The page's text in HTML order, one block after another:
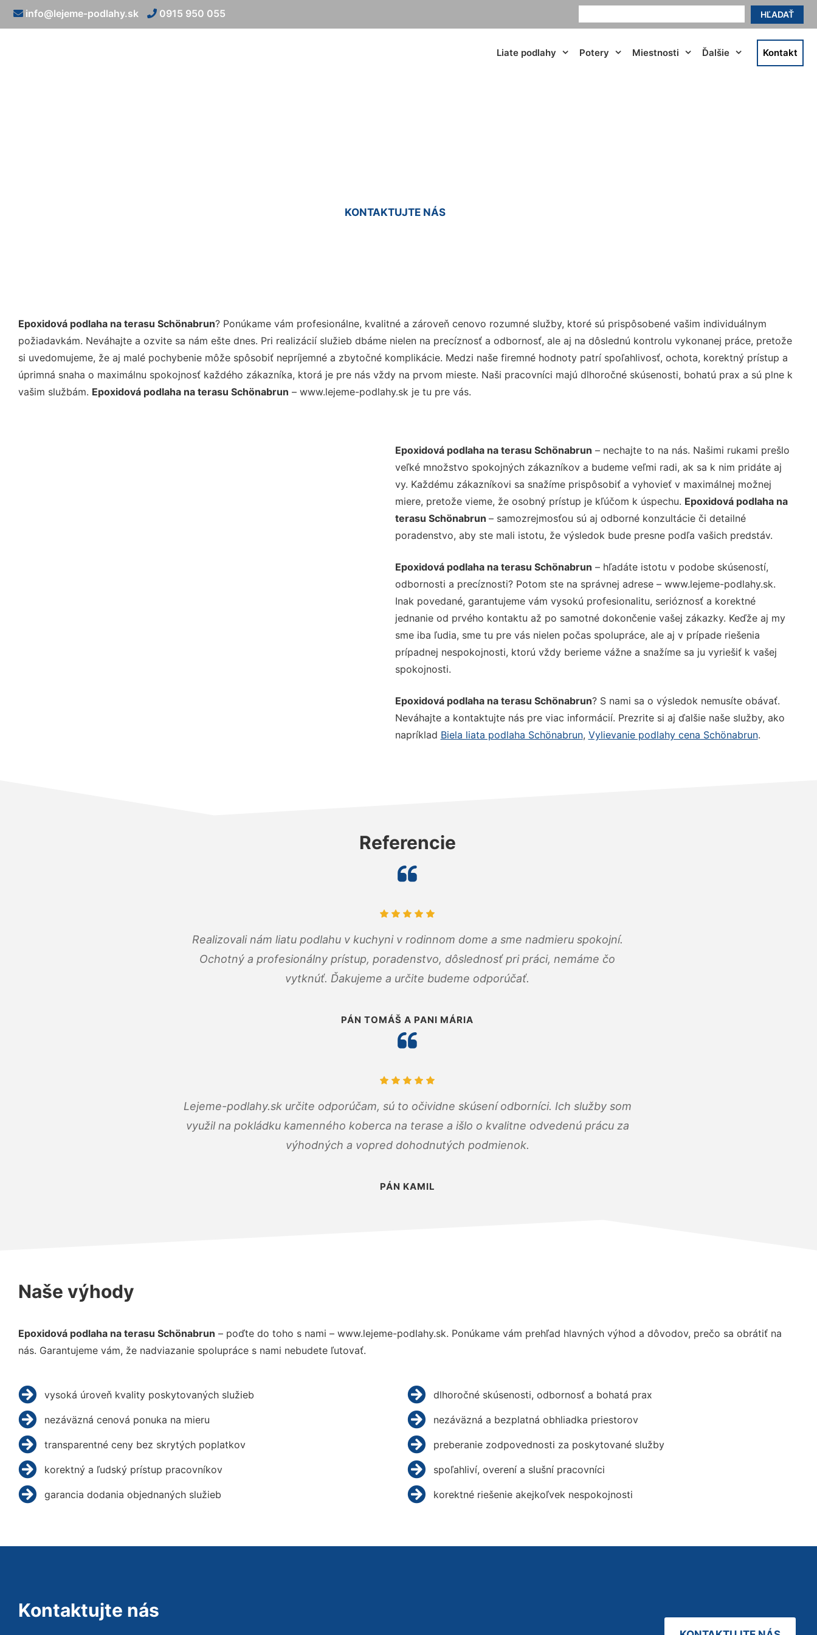
HĽADAŤ
info@lejeme-podlahy.sk 0915 950 055
Liate podlahy Potery Miestnosti Ďalšie Kontakt
KONTAKTUJTE NÁS
Epoxidová podlaha na terasu Schönabrun? Ponúkame vám profesionálne, kvalitné a zároveň cenovo rozumné služby, ktoré sú prispôsobené vašim individuálnym
požiadavkám. Neváhajte a ozvite sa nám ešte dnes. Pri realizácií služieb dbáme nielen na precíznosť a odbornosť, ale aj na dôslednú kontrolu vykonanej práce, pretože
si uvedomujeme, že aj malé pochybenie môže spôsobiť nepríjemné a zbytočné komplikácie. Medzi naše firemné hodnoty patrí spoľahlivosť, ochota, korektný prístup a
úprimná snaha o maximálnu spokojnosť každého zákazníka, ktorá je pre nás vždy na prvom mieste. Naši pracovníci majú dlhoročné skúsenosti, bohatú prax a sú plne k
vašim službám. Epoxidová podlaha na terasu Schönabrun – www.lejeme-podlahy.sk je tu pre vás.
Epoxidová podlaha na terasu Schönabrun – nechajte to na nás. Našimi rukami prešlo
veľké množstvo spokojných zákazníkov a budeme veľmi radi, ak sa k nim pridáte aj
vy. Každému zákazníkovi sa snažíme prispôsobiť a vyhovieť v maximálnej možnej
miere, pretože vieme, že osobný prístup je kľúčom k úspechu. Epoxidová podlaha na
terasu Schönabrun – samozrejmosťou sú aj odborné konzultácie či detailné
poradenstvo, aby ste mali istotu, že výsledok bude presne podľa vašich predstáv.
Epoxidová podlaha na terasu Schönabrun – hľadáte istotu v podobe skúseností,
odbornosti a precíznosti? Potom ste na správnej adrese – www.lejeme-podlahy.sk.
Inak povedané, garantujeme vám vysokú profesionalitu, serióznosť a korektné
jednanie od prvého kontaktu až po samotné dokončenie vašej zákazky. Keďže aj my
sme iba ľudia, sme tu pre vás nielen počas spolupráce, ale aj v prípade riešenia
prípadnej nespokojnosti, ktorú vždy berieme vážne a snažíme sa ju vyriešiť k vašej
spokojnosti.
Epoxidová podlaha na terasu Schönabrun? S nami sa o výsledok nemusíte obávať.
Neváhajte a kontaktujte nás pre viac informácií. Prezrite si aj ďalšie naše služby, ako
napríklad Biela liata podlaha Schönabrun, Vylievanie podlahy cena Schönabrun.
Referencie
Realizovali nám liatu podlahu v kuchyni v rodinnom dome a sme nadmieru spokojní.
Ochotný a profesionálny prístup, poradenstvo, dôslednosť pri práci, nemáme čo
vytknúť. Ďakujeme a určite budeme odporúčať.
PÁN TOMÁŠ A PANI MÁRIA
Lejeme-podlahy.sk určite odporúčam, sú to očividne skúsení odborníci. Ich služby som
využil na pokládku kamenného koberca na terase a išlo o kvalitne odvedenú prácu za
výhodných a vopred dohodnutých podmienok.
PÁN KAMIL
Naše výhody
Epoxidová podlaha na terasu Schönabrun – poďte do toho s nami – www.lejeme-podlahy.sk. Ponúkame vám prehľad hlavných výhod a dôvodov, prečo sa obrátiť na
nás. Garantujeme vám, že nadviazanie spolupráce s nami nebudete ľutovať.
vysoká úroveň kvality poskytovaných služieb
nezáväzná cenová ponuka na mieru
transparentné ceny bez skrytých poplatkov
korektný a ľudský prístup pracovníkov
garancia dodania objednaných služieb
dlhoročné skúsenosti, odbornosť a bohatá prax
nezáväzná a bezplatná obhliadka priestorov
preberanie zodpovednosti za poskytované služby
spoľahliví, overení a slušní pracovníci
korektné riešenie akejkoľvek nespokojnosti
Kontaktujte nás